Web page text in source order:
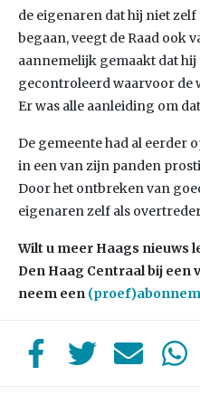
de eigenaren dat hij niet
begaan, veegt de Raad ook
aannemelijk gemaakt dat
gecontroleerd waarvoor
Er was alle aanleiding om
De gemeente had al eerder
in een van zijn panden
Door het ontbreken van
eigenaren zelf als
Wilt u meer Haags nieuws
Den Haag Centraal bij een
neem een